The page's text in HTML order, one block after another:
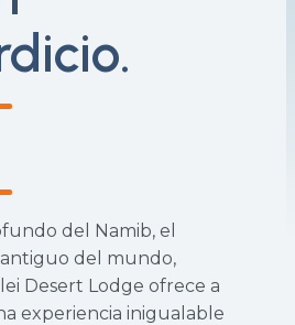
del Namib, el
del mundo,
Desert Lodge ofrece a
experiencia inigualable